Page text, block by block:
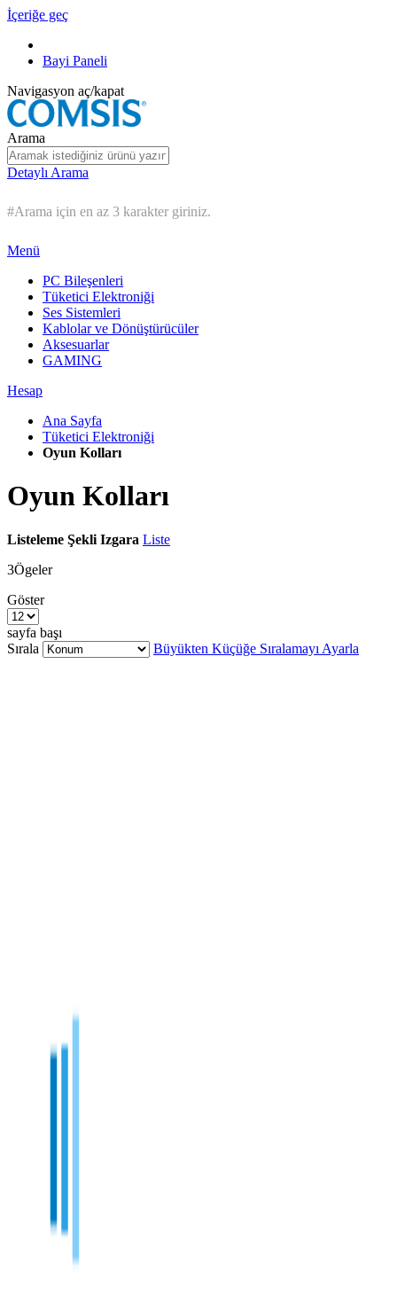
İçeriğe geç
Bayi Paneli
Navigasyon aç/kapat
Arama
Detaylı Arama
#Arama için en az 3 karakter giriniz.
Menü
PC Bileşenleri
Tüketici Elektroniği
Ses Sistemleri
Kablolar ve Dönüştürücüler
Aksesuarlar
GAMING
Hesap
Ana Sayfa
Tüketici Elektroniği
Oyun Kolları
Oyun Kolları
Listeleme Şekli Izgara Liste
3Ögeler
Göster
sayfa başı
Sırala
Büyükten Küçüğe Sıralamayı Ayarla